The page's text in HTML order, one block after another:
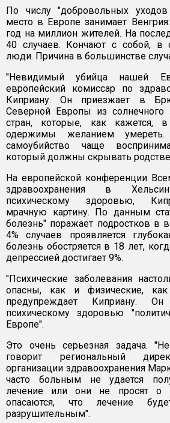
По числу "добровольных
место в Европе занимает
год на миллион жителей. На
40 случаев. Кончают с собой, в
люди. Причина в большинстве
"Невидимый убийца нашей
европейский комиссар по
Киприану. Он приезжает в
Северной Европы из
стран, которые, как кажется,
одержимы желанием
самоубийство чаще
который должны скрывать
На европейской конференции
здравоохранения в
психическому здоровью,
мрачную картину. По данным
болезнь" поражает подростков в
4% случаев проявляется
болезнь обостряется в 18 лет,
депрессией достигает 9%.
"Психические заболевания
опасны, как и физические,
предупреждает Киприану. Он
психическому здоровью
Европе".
Это очень серьезная задача.
говорит региональный
организации здравоохранения
часто больным не удается
лечение или они не просят о
опасаются, что лечение
разрушительным".